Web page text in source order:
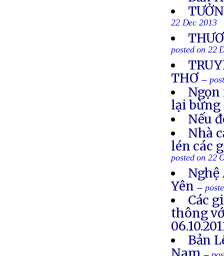
22 Dec 2013
posted on 22
THƠ --
lại bừng
Nếu
Nhà
lén các
posted on 22
Nghệ
Yên --
Các
thông
Bản